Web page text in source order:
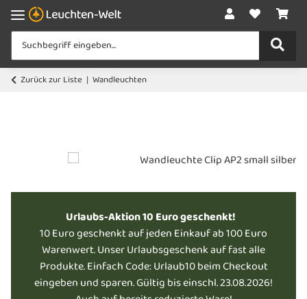
Zurück zur Liste Wandleuchten
Urlaubs-Aktion 10 Euro geschenkt!
10 Euro geschenkt auf jeden Einkauf ab 100 Euro
Warenwert. Unser Urlaubsgeschenk auf fast alle
Produkte. Einfach Code: Urlaub10 beim Checkout
eingeben und sparen. Gültig bis einschl. 23.08.2026!